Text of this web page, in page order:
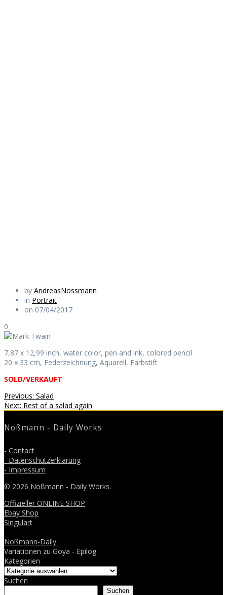
by AndreasNossmann
in Portrait
on 07/04/2017
0
7,87 x 12,99 inch, water color, pen and ink, colored pencil
20 x 33 cm, Federzeichnung, Aquarell, Farbstift
SOLD/VERKAUFT
Beitragsnavigation
Previous: Previous
post:
Salad
Next: Next
Rest of a salad again
Noßmann - Daily Works
- Contact
- Datenschutzerklärung
- Impressum
© 2026 Noßmann - Daily Works.
Offizieller ONLINE SHOP
Ebay Shop
Singulart
Noßmann-Daily
Variationen zu Goya - Epilog
Kategorien
Suchen
Suchen